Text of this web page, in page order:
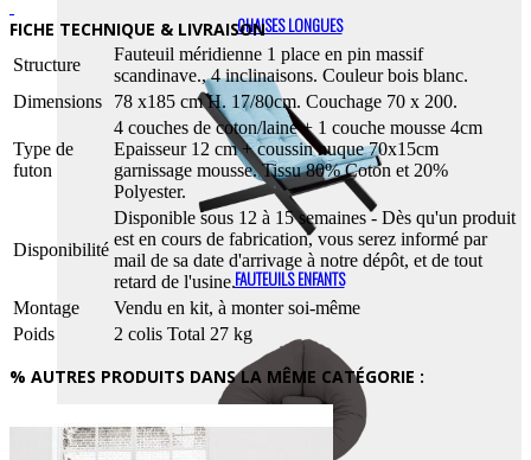
CHAISES LONGUES
FAUTEUILS ENFANTS
FICHE TECHNIQUE & LIVRAISON
Structure
Fauteuil méridienne 1 place en pin massif
scandinave., 4 inclinaisons. Couleur bois blanc.
Dimensions
78 x185 cm H. 17/80cm. Couchage 70 x 200.
Type de
futon
4 couches de coton/laine + 1 couche mousse 4cm
Epaisseur 12 cm + coussin nuque 70x15cm
garnissage mousse. Tissu 80% Coton et 20%
Polyester.
Disponibilité
Disponible sous 12 à 15 semaines - Dès qu'un produit
est en cours de fabrication, vous serez informé par
mail de sa date d'arrivage à notre dépôt, et de tout
retard de l'usine.
Montage
Vendu en kit, à monter soi-même
Poids
2 colis Total 27 kg
% AUTRES PRODUITS DANS LA MÊME CATÉGORIE :